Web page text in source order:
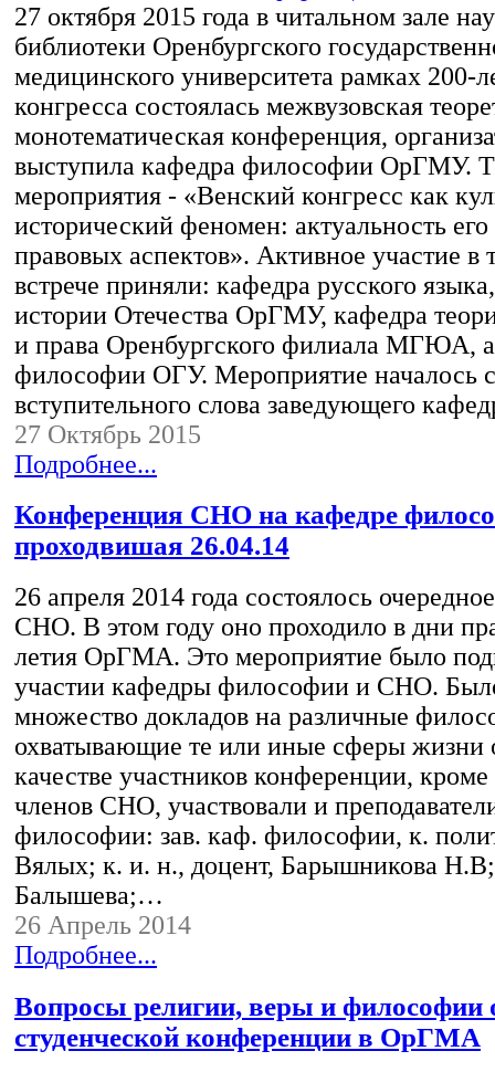
27 октября 2015 года в читальном зале
библиотеки Оренбургского
медицинского университета рамках 200-
конгресса состоялась межвузовская
монотематическая конференция,
выступила кафедра философии ОрГМУ.
мероприятия - «Венский конгресс как
исторический феномен: актуальность
правовых аспектов». Активное участие в
встрече приняли: кафедра русского
истории Отечества ОрГМУ, кафедра
и права Оренбургского филиала МГЮА,
философии ОГУ. Мероприятие началось
вступительного слова заведующего
27 Октябрь 2015
Подробнее...
Конференция СНО на кафедре
проходвишая 26.04.14
26 апреля 2014 года состоялось
СНО. В этом году оно проходило в дни
летия ОрГМА. Это мероприятие было
участии кафедры философии и СНО.
множество докладов на различные
охватывающие те или иные сферы жизни
качестве участников конференции, кроме
членов СНО, участвовали и
философии: зав. каф. философии, к.
Вялых; к. и. н., доцент, Барышникова
Балышева;…
26 Апрель 2014
Подробнее...
Вопросы религии, веры и философии
студенческой конференции в ОрГМА